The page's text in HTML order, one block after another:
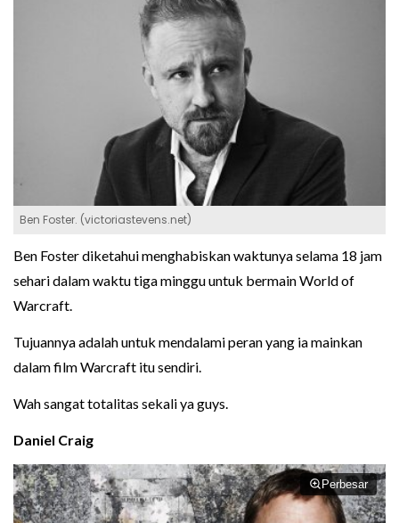
Ben Foster. (victoriastevens.net)
Ben Foster diketahui menghabiskan waktunya selama 18 jam
sehari dalam waktu tiga minggu untuk bermain World of
Warcraft.
Tujuannya adalah untuk mendalami peran yang ia mainkan
dalam film Warcraft itu sendiri.
Wah sangat totalitas sekali ya guys.
Daniel Craig
Perbesar